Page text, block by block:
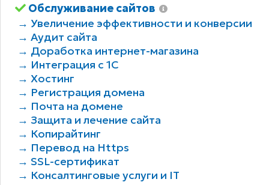
Обслуживание сайтов
→ Увеличение эффективности и конверсии
→ Аудит сайта
→ Доработка интернет-магазина
→ Интеграция с 1С
→ Хостинг
→ Регистрация домена
→ Почта на домене
→ Защита и лечение сайта
→ Копирайтинг
→ Перевод на Https
→ SSL-сертификат
→ Консалтинговые услуги и IT